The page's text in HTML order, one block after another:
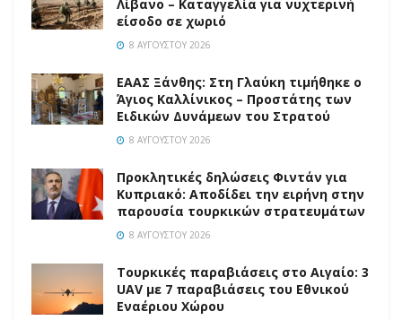
Λίβανο – Καταγγελία για νυχτερινή
είσοδο σε χωριό
8 ΑΥΓΟΎΣΤΟΥ 2026
EAAΣ Ξάνθης: Στη Γλαύκη τιμήθηκε ο
Άγιος Καλλίνικος – Προστάτης των
Ειδικών Δυνάμεων του Στρατού
8 ΑΥΓΟΎΣΤΟΥ 2026
Προκλητικές δηλώσεις Φιντάν για
Κυπριακό: Αποδίδει την ειρήνη στην
παρουσία τουρκικών στρατευμάτων
8 ΑΥΓΟΎΣΤΟΥ 2026
Τουρκικές παραβιάσεις στο Αιγαίο: 3
UAV με 7 παραβιάσεις του Εθνικού
Εναέριου Χώρου